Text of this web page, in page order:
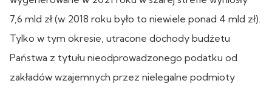
7,6 mld zł (w 2018 roku było to niewiele ponad 4 mld zł).
Tylko w tym okresie, utracone dochody budżetu
Państwa z tytułu nieodprowadzonego podatku od
zakładów wzajemnych przez nielegalne podmioty